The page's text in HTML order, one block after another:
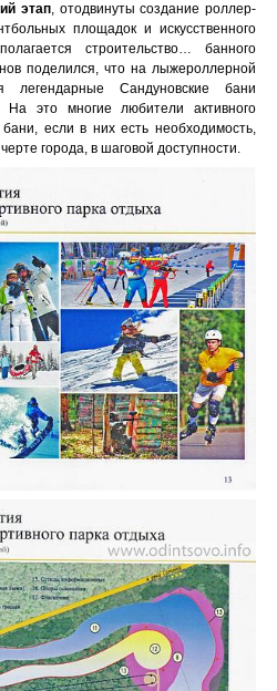
этап, отодвинуты создание роллер-
площадок и искусственного
строительство… банного
поделился, что на лыжероллерной
легендарные Сандуновские бани
На это многие любители активного
если в них есть необходимость,
города, в шаговой доступности.